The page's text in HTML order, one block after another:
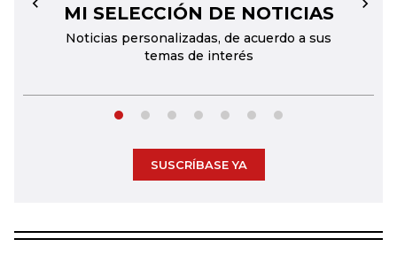
MI SELECCIÓN DE NOTICIAS
Noticias personalizadas, de acuerdo a sus
temas de interés
← →
SUSCRÍBASE YA